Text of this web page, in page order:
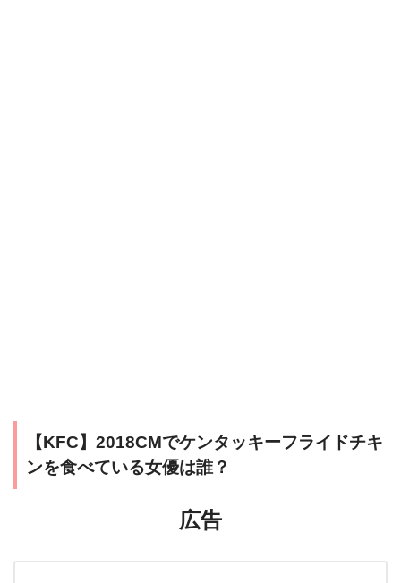
【KFC】2018CMでケンタッキーフライドチキ
ンを食べている女優は誰？
広告